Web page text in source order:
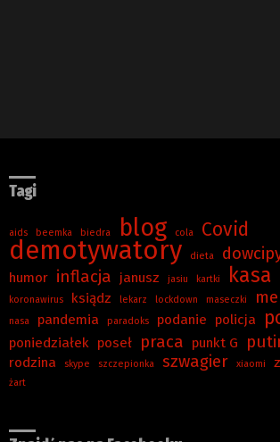
Tagi
aids beemka biedra blog cola Covid
demotywatory dieta
humor inflacja janusz jasiu kartki kasa
koronawirus ksiądz lekarz lockdown maseczki
nasa pandemia paradoks podanie policja
poniedziałek poseł praca punkt G
rodzina skype szczepionka szwagier xiaomi
żart